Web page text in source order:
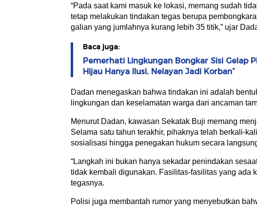
“Pada saat kami masuk ke lokasi, memang sudah
tetap melakukan tindakan tegas berupa
galian yang jumlahnya kurang lebih 35 titik,” ujar
Baca juga:
Pemerhati Lingkungan Bongkar Sisi Gelap
Hijau Hanya Ilusi, Nelayan Jadi Korban”
Dadan menegaskan bahwa tindakan ini adalah
lingkungan dan keselamatan warga dari ancaman
Menurut Dadan, kawasan Sekatak Buji memang
Selama satu tahun terakhir, pihaknya telah berkali-
sosialisasi hingga penegakan hukum secara
“Langkah ini bukan hanya sekadar penindakan
tidak kembali digunakan. Fasilitas-fasilitas yang ada
tegasnya.
Polisi juga membantah rumor yang menyebutkan